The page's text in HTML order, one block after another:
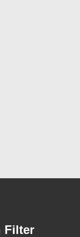
Filter